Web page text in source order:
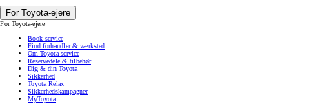
For Toyota-ejere
For Toyota-ejere
Book service
Find forhandler & værksted
Om Toyota service
Reservedele & tilbehør
Dig & din Toyota
Sikkerhed
Toyota Relax
Sikkerhedskampagner
MyToyota